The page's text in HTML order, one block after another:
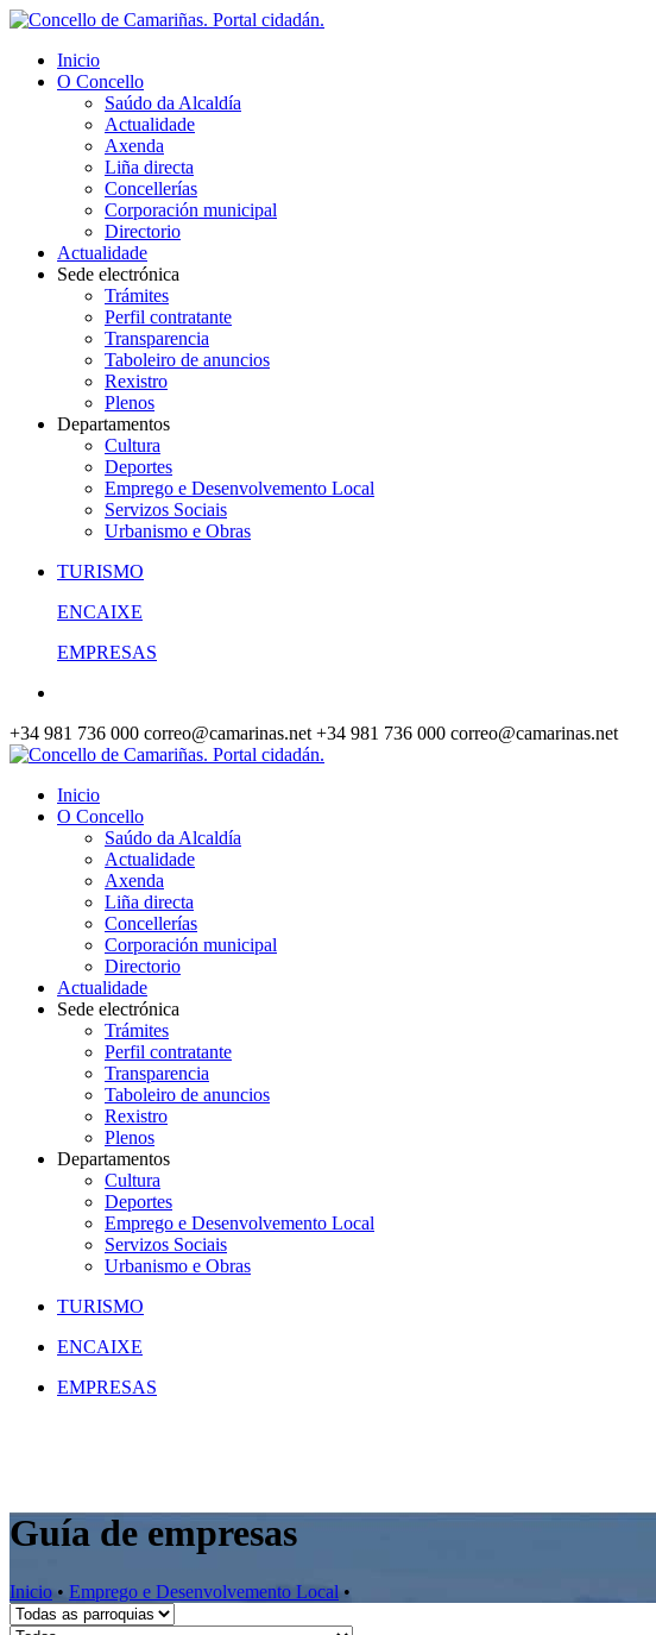
Inicio
O Concello
Saúdo da Alcaldía
Actualidade
Axenda
Liña directa
Concellerías
Corporación municipal
Directorio
Actualidade
Sede electrónica
Trámites
Perfil contratante
Transparencia
Taboleiro de anuncios
Rexistro
Plenos
Departamentos
Cultura
Deportes
Emprego e Desenvolvemento Local
Servizos Sociais
Urbanismo e Obras
TURISMO
ENCAIXE
EMPRESAS
+34 981 736 000 correo@camarinas.net +34 981 736 000 correo@camarinas.net
Inicio
O Concello
Saúdo da Alcaldía
Actualidade
Axenda
Liña directa
Concellerías
Corporación municipal
Directorio
Actualidade
Sede electrónica
Trámites
Perfil contratante
Transparencia
Taboleiro de anuncios
Rexistro
Plenos
Departamentos
Cultura
Deportes
Emprego e Desenvolvemento Local
Servizos Sociais
Urbanismo e Obras
TURISMO
ENCAIXE
EMPRESAS
Guía de empresas
Inicio • Emprego e Desenvolvemento Local •